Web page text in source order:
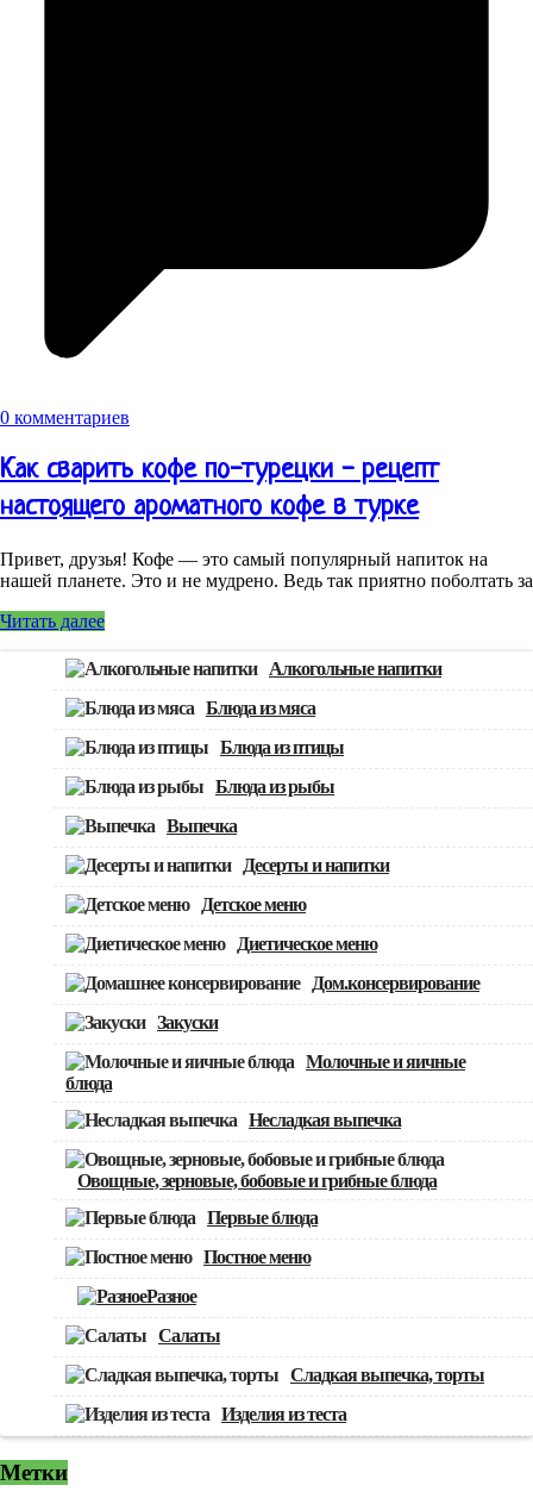
0 комментариев
Как сварить кофе по-турецки - рецепт
настоящего ароматного кофе в турке
Привет, друзья! Кофе — это самый популярный напиток на
нашей планете. Это и не мудрено. Ведь так приятно поболтать за
Читать далее
Алкогольные напитки
Блюда из мяса
Блюда из птицы
Блюда из рыбы
Выпечка
Десерты и напитки
Детское меню
Диетическое меню
Дом.консервирование
Закуски
Молочные и яичные
блюда
Несладкая выпечка
Овощные, зерновые, бобовые и грибные блюда
Первые блюда
Постное меню
Разное
Салаты
Сладкая выпечка, торты
Изделия из теста
Метки